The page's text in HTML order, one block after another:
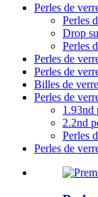
Perles de
Perles
Drop
Perles
Perles de
Perles de
Billes de
Perles de
1.93nd
2.2nd
Perles
Perles de